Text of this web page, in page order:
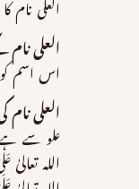
العلی نام
العلی
اس اسم کو
العلی
علو سے ہے
اللہ